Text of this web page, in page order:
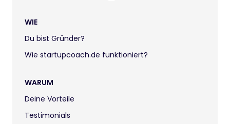
WIE
Du bist Gründer?
Wie startupcoach.de funktioniert?
WARUM
Deine Vorteile
Testimonials